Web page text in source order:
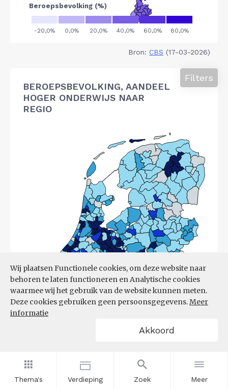
Thema's Verdieping Zoek Meer
Wij plaatsen Functionele cookies, om deze website naar
behoren te laten functioneren en Analytische cookies
waarmee wij het gebruik van de website kunnen meten.
Deze cookies gebruiken geen persoonsgegevens.Meer
informatie
Akkoord
Bron: CBS (17-03-2026)
BEROEPSBEVOLKING, AANDEEL
HOGER ONDERWIJS NAAR
REGIO
Filters
Bron:CBS (17-03-2026)